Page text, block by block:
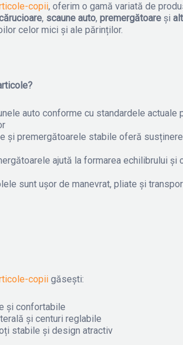
copii, oferim o gamă variată de
, scaune auto, premergătoare și
celor mici și ale părinților.
auto conforme cu standardele actuale
și premergătoarele stabile oferă
ajută la formarea echilibrului și
sunt ușor de manevrat, pliate și
copii găsești:
și confortabile
și centuri reglabile
stabile și design atractiv